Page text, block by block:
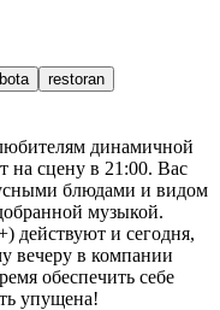
restoran
динамичной
на сцену в 21:00. Вас
блюдами и видом
музыкой.
действуют и сегодня,
вечеру в компании
обеспечить себе
упущена!